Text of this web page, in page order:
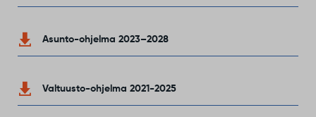
Asunto-ohjelma 2023–2028
Valtuusto-ohjelma 2021-2025